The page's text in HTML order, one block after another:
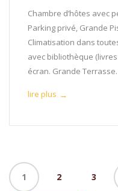
Chambre d’hôtes avec
Parking privé, Grande
Climatisation dans
avec bibliothèque
écran. Grande
lire plus →
1 2 3